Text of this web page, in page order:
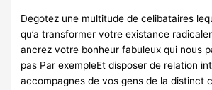
Degotez une multitude de celibataires
qu’a transformer votre existance
ancrez votre bonheur fabuleux qui nous
pas Par exempleEt disposer de relation
accompagnes de vos gens de la distinct